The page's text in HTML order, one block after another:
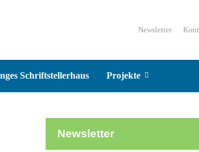
Newsletter
Schriftstellerhaus Projekte
Newsletter